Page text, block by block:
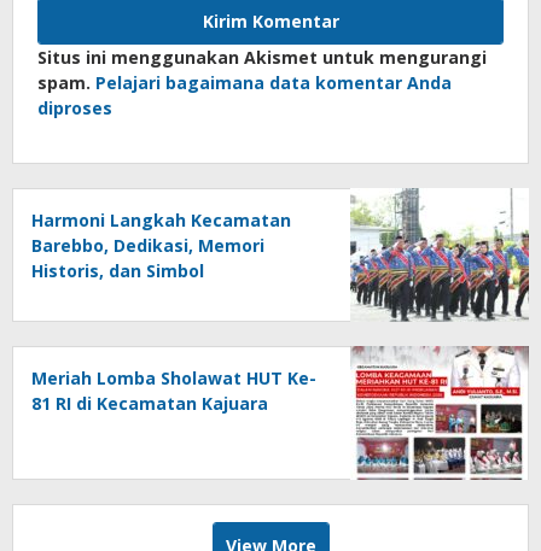
Situs ini menggunakan Akismet untuk mengurangi
spam. Pelajari bagaimana data komentar Anda
diproses
Harmoni Langkah Kecamatan
Barebbo, Dedikasi, Memori
Historis, dan Simbol
Meriah Lomba Sholawat HUT Ke-
81 RI di Kecamatan Kajuara
View More